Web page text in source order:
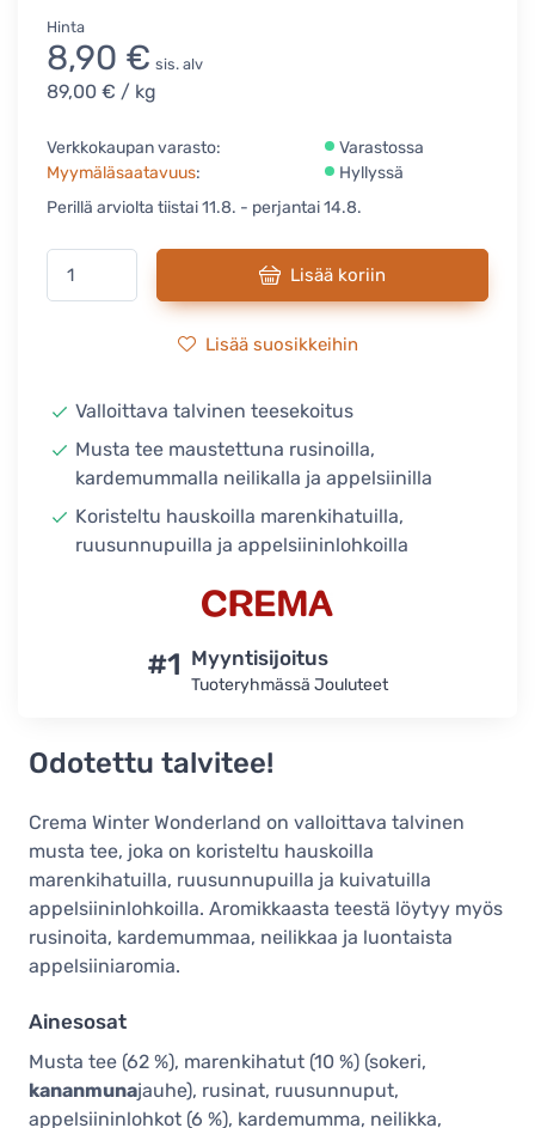
Hinta
8,90 € sis. alv
89,00 € / kg
Verkkokaupan varasto:
Varastossa
Myymäläsaatavuus:
Hyllyssä
Perillä arviolta tiistai 11.8. - perjantai 14.8.
Lisää koriin
Lisää suosikkeihin
Valloittava talvinen teesekoitus
Musta tee maustettuna rusinoilla,
kardemummalla neilikalla ja appelsiinilla
Koristeltu hauskoilla marenkihatuilla,
ruusunnupuilla ja appelsiininlohkoilla
#1 Myyntisijoitus
Tuoteryhmässä Jouluteet
Odotettu talvitee!
Crema Winter Wonderland on valloittava talvinen
musta tee, joka on koristeltu hauskoilla
marenkihatuilla, ruusunnupuilla ja kuivatuilla
appelsiininlohkoilla. Aromikkaasta teestä löytyy myös
rusinoita, kardemummaa, neilikkaa ja luontaista
appelsiiniaromia.
Ainesosat
Musta tee (62 %), marenkihatut (10 %) (sokeri,
kananmunajauhe), rusinat, ruusunnuput,
appelsiininlohkot (6 %), kardemumma, neilikka,